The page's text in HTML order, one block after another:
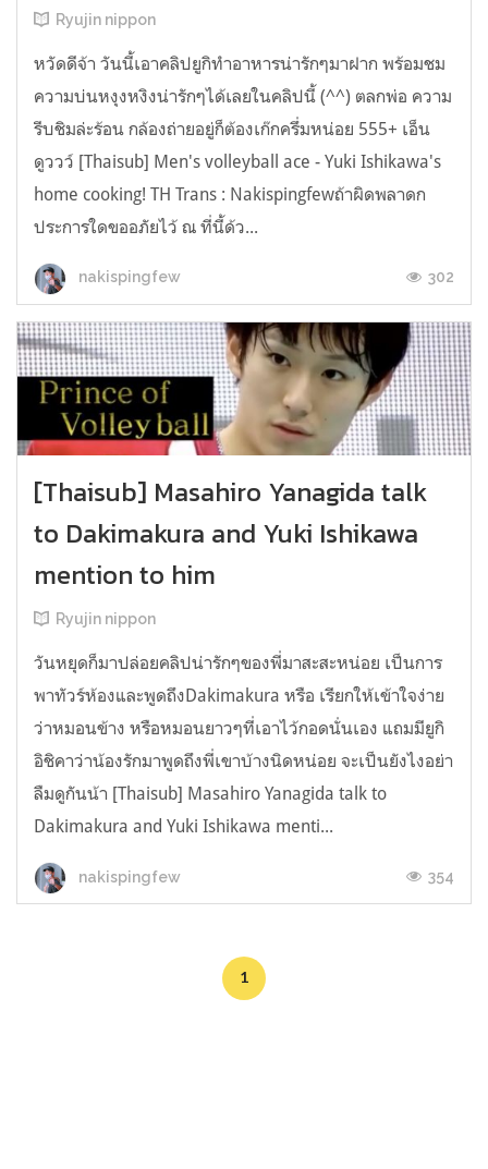
Ryujin nippon
หวัดดีจ้า วันนี้เอาคลิปยูกิทำอาหารน่ารักๆมาฝาก พร้อมชม
ความบ่นหงุงหงิงน่ารักๆได้เลยในคลิปนี้ (^^) ตลกพ่อ ความ
รีบชิมล่ะร้อน กล้องถ่ายอยู่ก็ต้องเก๊กครึ่มหน่อย 555+ เอ็น
ดูววว์ [Thaisub] Men's volleyball ace - Yuki Ishikawa's
home cooking! TH Trans : Nakispingfewถ้าผิดพลาดก
ประการใดขออภัยไว้ ณ ที่นี้ด้ว...
nakispingfew 302
[Thaisub] Masahiro Yanagida talk
to Dakimakura and Yuki Ishikawa
mention to him
Ryujin nippon
วันหยุดก็มาปล่อยคลิปน่ารักๆของพี่มาสะสะหน่อย เป็นการ
พาทัวร์ห้องและพูดถึงDakimakura หรือ เรียกให้เข้าใจง่าย
ว่าหมอนข้าง หรือหมอนยาวๆที่เอาไว้กอดนั่นเอง แถมมียูกิ
อิชิคาว่าน้องรักมาพูดถึงพี่เขาบ้างนิดหน่อย จะเป็นยังไงอย่า
ลืมดูกันน้า [Thaisub] Masahiro Yanagida talk to
Dakimakura and Yuki Ishikawa menti...
nakispingfew 354
1